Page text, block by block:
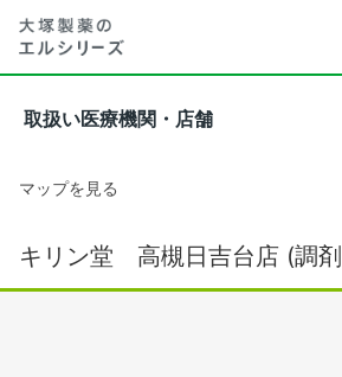
取扱い医療機関・店舗
マップを見る
キリン堂 高槻日吉台店 (調